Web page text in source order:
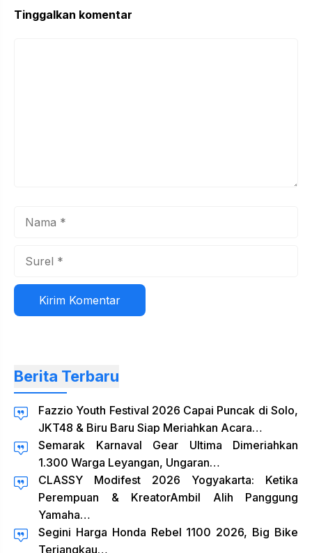
Tinggalkan komentar
Situs
web
Berita Terbaru
Fazzio Youth Festival 2026 Capai Puncak di Solo,
JKT48 & Biru Baru Siap Meriahkan Acara…
Semarak Karnaval Gear Ultima Dimeriahkan
1.300 Warga Leyangan, Ungaran…
CLASSY Modifest 2026 Yogyakarta: Ketika
Perempuan & KreatorAmbil Alih Panggung
Yamaha…
Segini Harga Honda Rebel 1100 2026, Big Bike
Terjangkau…